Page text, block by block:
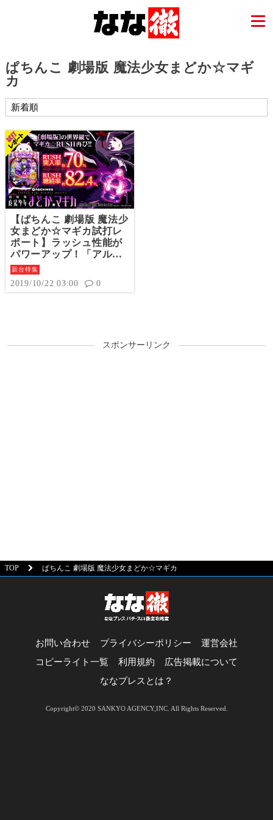
ぱちんこ 劇場版 魔法少女まどか☆マギ
カ
【ぱちんこ 劇場版 魔法少
女まどか☆マギカ試打レ
ポート】ラッシュ性能が
パワーアップ！「アルテ
ィメットまどか」「悪魔
ほむら」に出会えれば連
チャン濃厚の「アルティ
新台特集
2019/10/22 03:00 0
スポンサーリンク
TOP ぱちんこ 劇場版 魔法少女まどか☆マギカ
お問い合わせ プライバシーポリシー
運営会社
コピーライト一覧
利用規約
広告掲載について
ななプレスとは？
Copyright© 2020 SANKYO AGENCY,INC. All Rights Reserved.